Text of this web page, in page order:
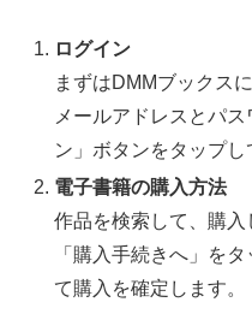
ログイン
まずはDMMブックス
メールアドレスとパ
ン」ボタンをタップし
電子書籍の購入方法
作品を検索して、購入
「購入手続きへ」を
て購入を確定します。